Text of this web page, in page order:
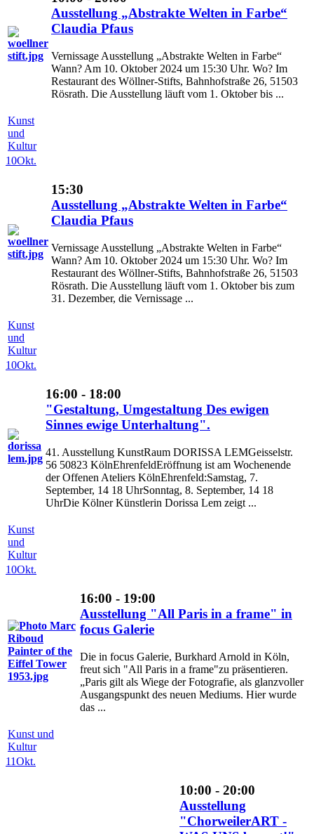
Ausstellung „Abstrakte Welten in Farbe“
Claudia Pfaus
Vernissage Ausstellung „Abstrakte Welten in Farbe“
Wann? Am 10. Oktober 2024 um 15:30 Uhr. Wo? Im
Restaurant des Wöllner-Stifts, Bahnhofstraße 26, 51503
Rösrath. Die Ausstellung läuft vom 1. Oktober bis ...
Kunst
und
Kultur
10Okt.
15:30
Ausstellung „Abstrakte Welten in Farbe“
Claudia Pfaus
Vernissage Ausstellung „Abstrakte Welten in Farbe“
Wann? Am 10. Oktober 2024 um 15:30 Uhr. Wo? Im
Restaurant des Wöllner-Stifts, Bahnhofstraße 26, 51503
Rösrath. Die Ausstellung läuft vom 1. Oktober bis zum
31. Dezember, die Vernissage ...
Kunst
und
Kultur
10Okt.
16:00 - 18:00
"Gestaltung, Umgestaltung Des ewigen
Sinnes ewige Unterhaltung".
41. Ausstellung KunstRaum DORISSA LEMGeisselstr.
56 50823 KölnEhrenfeldEröffnung ist am Wochenende
der Offenen Ateliers KölnEhrenfeld:Samstag, 7.
September, 14 18 UhrSonntag, 8. September, 14 18
UhrDie Kölner Künstlerin Dorissa Lem zeigt ...
Kunst
und
Kultur
10Okt.
16:00 - 19:00
Ausstellung "All Paris in a frame" in
focus Galerie
Die in focus Galerie, Burkhard Arnold in Köln,
freut sich "All Paris in a frame"zu präsentieren.
„Paris gilt als Wiege der Fotografie, als glanzvoller
Ausgangspunkt des neuen Mediums. Hier wurde
das ...
Kunst und
Kultur
11Okt.
10:00 - 20:00
Ausstellung
"ChorweilerART -